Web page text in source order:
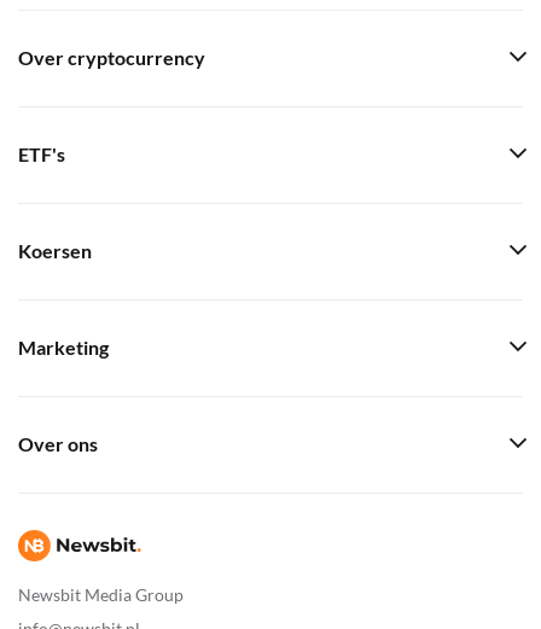
Newsbit Media Group
Over cryptocurrency
ETF's
Koersen
Marketing
Over ons